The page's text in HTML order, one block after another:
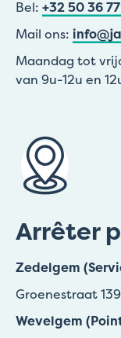
Bel: +32 50 36
Mail ons:
Maandag tot
van 9u-12u en
Arrêter
Zedelgem
Groenestraat
Wevelgem